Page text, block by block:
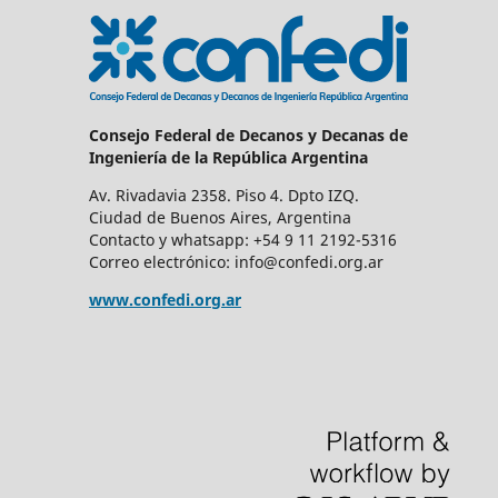
Consejo Federal de Decanos y Decanas de
Ingeniería de la República Argentina
Av. Rivadavia 2358. Piso 4. Dpto IZQ.
Ciudad de Buenos Aires, Argentina
Contacto y whatsapp: +54 9 11 2192-5316
Correo electrónico: info@confedi.org.ar
www.confedi.org.ar